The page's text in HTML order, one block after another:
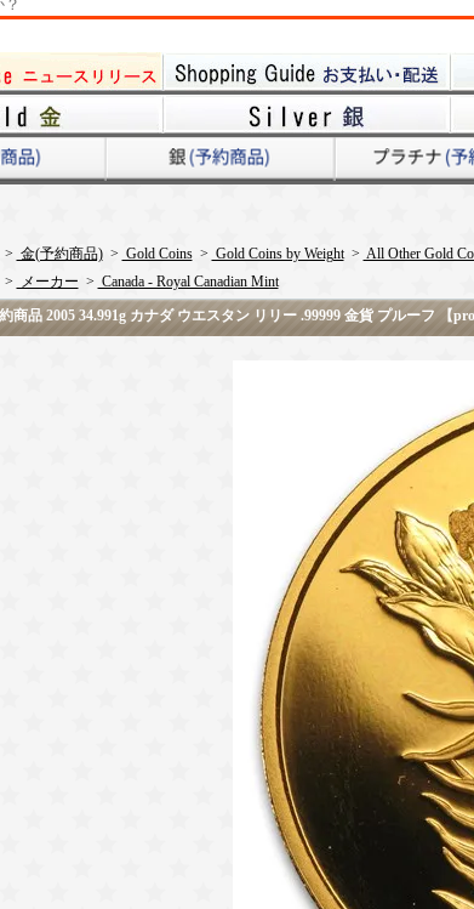
> 金(予約商品)> Gold Coins> Gold Coins by Weight> All Other Gold
> メーカー > Canada - Royal Canadian Mint
商品 2005 34.991g カナダ ウエスタン リリー .99999 金貨 プルーフ 【